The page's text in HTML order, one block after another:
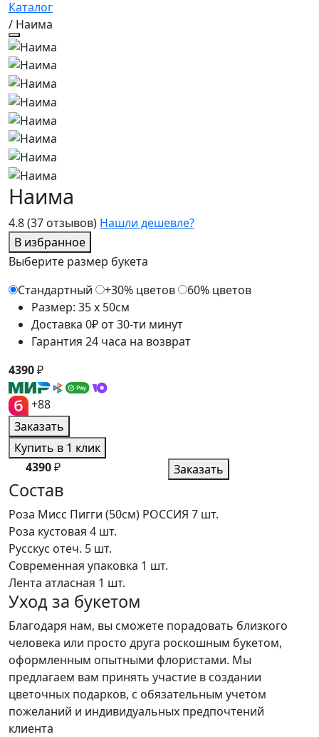
Каталог
/ Наима
4.8(37 отзывов) Нашли дешевле?
В избранное
Наима
Выберите размер букета
Стандартный
+30% цветов
60% цветов
Размер: 35 x 50см
Доставка 0₽ от 30-ти минут
Гарантия 24 часа на возврат
4390₽
+88
Заказать
Купить в 1 клик
4390₽ Заказать
Состав
Роза Мисс Пигги (50см) РОССИЯ 7 шт.
Роза кустовая 4 шт.
Русскус отеч. 5 шт.
Современная упаковка 1 шт.
Лента атласная 1 шт.
Уход за букетом
Благодаря нам, вы сможете порадовать близкого
человека или просто друга роскошным букетом,
оформленным опытными флористами. Мы
предлагаем вам принять участие в создании
цветочных подарков, с обязательным учетом
пожеланий и индивидуальных предпочтений
клиента